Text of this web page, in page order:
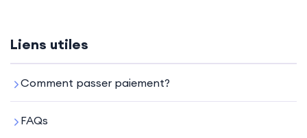
Liens utiles
Comment passer paiement?
FAQs